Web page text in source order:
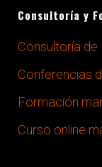
Consultoría y
Consultoría de
Conferencias
Formación
Curso online